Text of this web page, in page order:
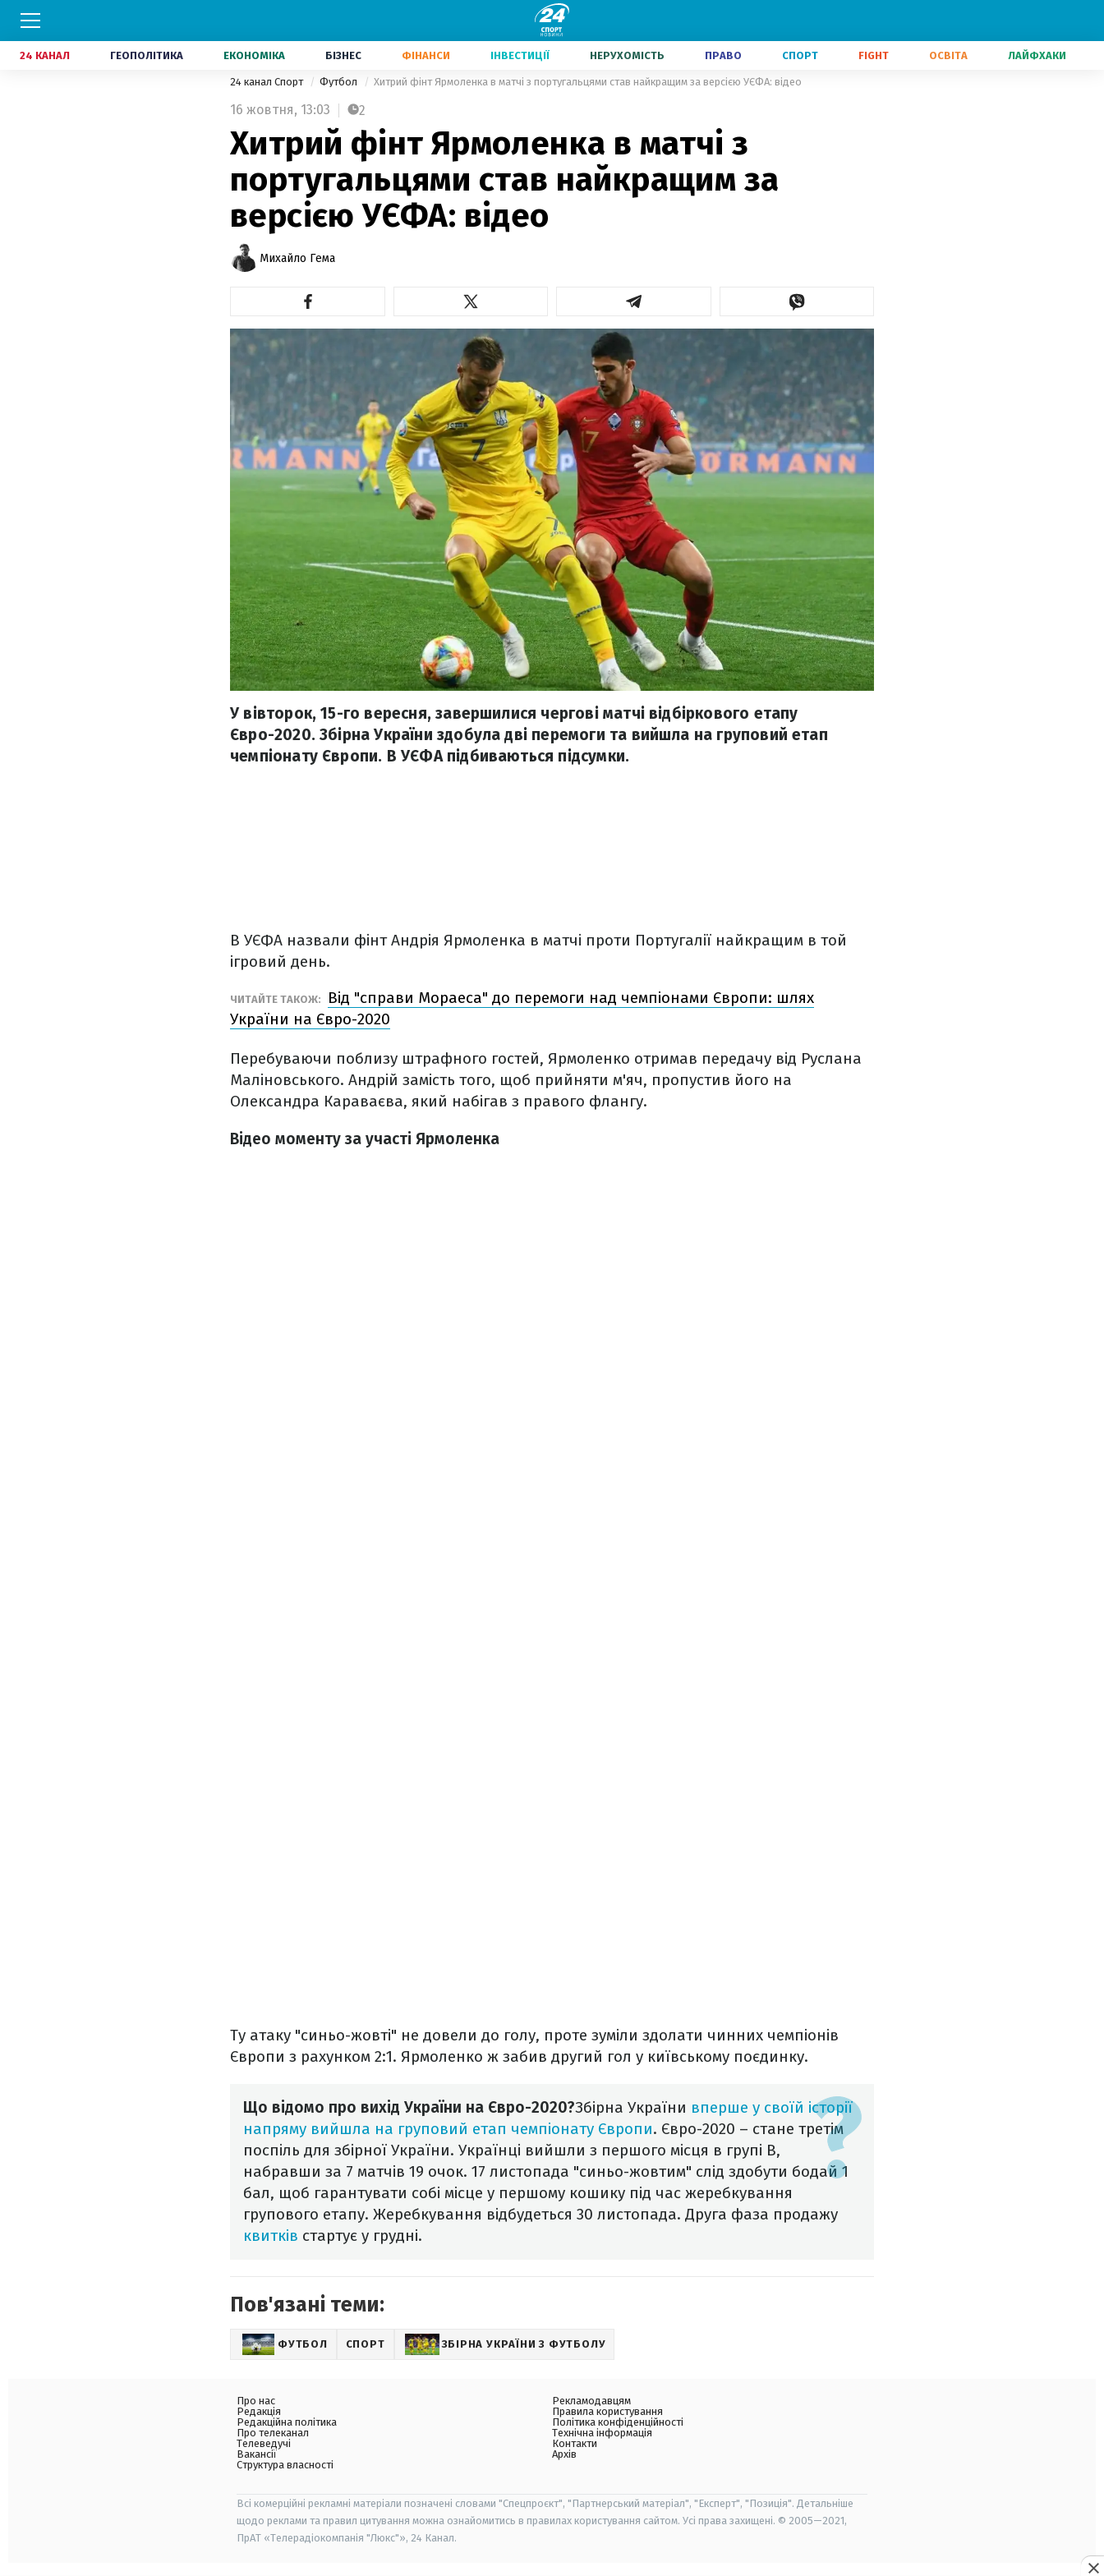
24 КАНАЛ ГЕОПОЛІТИКА ЕКОНОМІКА БІЗНЕС ФІНАНСИ ІНВЕСТИЦІЇ НЕРУХОМІСТЬ ПРАВО СПОРТ FIGHT ОСВІТА ЛАЙФХАКИ
24 канал Спорт Футбол Хитрий фінт Ярмоленка в матчі з португальцями став найкращим за версією УЄФА: відео
16 жовтня, 13:03 2
Хитрий фінт Ярмоленка в матчі з
португальцями став найкращим за
версією УЄФА: відео
Михайло Гема
У вівторок, 15-го вересня, завершилися чергові матчі відбіркового етапу
Євро-2020. Збірна України здобула дві перемоги та вийшла на груповий етап
чемпіонату Європи. В УЄФА підбиваються підсумки.
В УЄФА назвали фінт Андрія Ярмоленка в матчі проти Португалії найкращим в той
ігровий день.
ЧИТАЙТЕ ТАКОЖ:
Від "справи Мораеса" до перемоги над чемпіонами Європи: шлях
України на Євро-2020
Перебуваючи поблизу штрафного гостей, Ярмоленко отримав передачу від Руслана
Маліновського. Андрій замість того, щоб прийняти м'яч, пропустив його на
Олександра Караваєва, який набігав з правого флангу.
Відео моменту за участі Ярмоленка
Ту атаку "синьо-жовті" не довели до голу, проте зуміли здолати чинних чемпіонів
Європи з рахунком 2:1. Ярмоленко ж забив другий гол у київському поєдинку.
Що відомо про вихід України на Євро-2020?Збірна України вперше у своїй історії
напряму вийшла на груповий етап чемпіонату Європи. Євро-2020 – стане третім
поспіль для збірної України. Українці вийшли з першого місця в групі B,
набравши за 7 матчів 19 очок. 17 листопада "синьо-жовтим" слід здобути бодай 1
бал, щоб гарантувати собі місце у першому кошику під час жеребкування
групового етапу. Жеребкування відбудеться 30 листопада. Друга фаза продажу
квитків стартує у грудні.
Пов'язані теми:
ФУТБОЛ СПОРТ ЗБІРНА УКРАЇНИ З ФУТБОЛУ
Про нас
Редакція
Редакційна політика
Про телеканал
Телеведучі
Вакансії
Структура власності
Рекламодавцям
Правила користування
Політика конфіденційності
Технічна інформація
Контакти
Архів
Всі комерційні рекламні матеріали позначені словами "Спецпроєкт", "Партнерський матеріал", "Експерт", "Позиція". Детальніше
щодо реклами та правил цитування можна ознайомитись в правилах користування сайтом. Усі права захищені. © 2005—2021,
ПрАТ «Телерадіокомпанія "Люкс"», 24 Канал.